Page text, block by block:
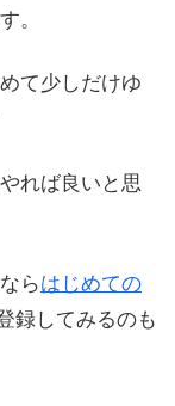
。
て少しだけゆ
れば良いと思
らはじめての
録してみるのも